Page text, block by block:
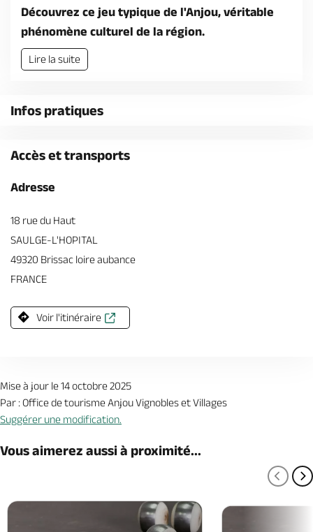
Brochures & Cartes
Découvrez ce jeu typique de l'Anjou, véritable
phénomène culturel de la région.
Lire la suite
Infos pratiques
Accès et transports
Adresse
18 rue du Haut
SAULGE-L'HOPITAL
49320 Brissac loire aubance
FRANCE
Voir l'itinéraire
Mise à jour le 14 octobre 2025
Par : Office de tourisme Anjou Vignobles et Villages
Suggérer une modification.
Vous aimerez aussi à proximité...